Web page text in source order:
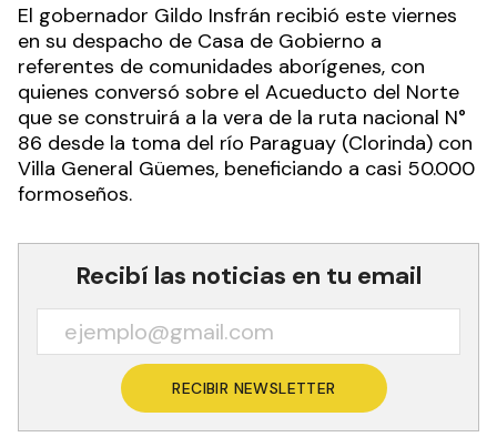
El gobernador Gildo Insfrán recibió este viernes
en su despacho de Casa de Gobierno a
referentes de comunidades aborígenes, con
quienes conversó sobre el Acueducto del Norte
que se construirá a la vera de la ruta nacional N°
86 desde la toma del río Paraguay (Clorinda) con
Villa General Güemes, beneficiando a casi 50.000
formoseños.
Recibí las noticias en tu email
RECIBIR NEWSLETTER